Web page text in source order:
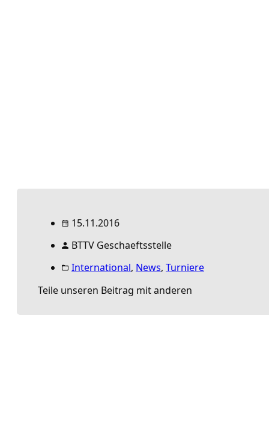
15.11.2016
BTTV Geschaeftsstelle
International, News, Turniere
Teile unseren Beitrag mit anderen